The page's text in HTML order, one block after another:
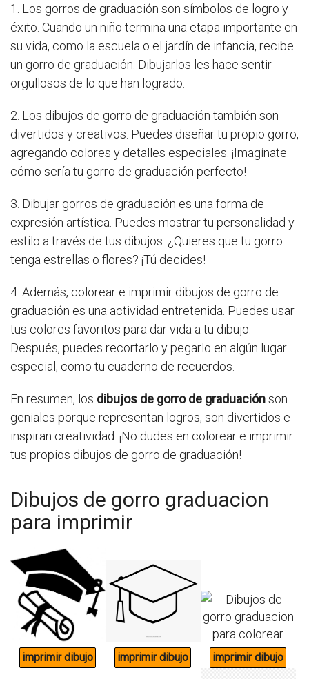
1. Los gorros de graduación son símbolos de logro y
éxito. Cuando un niño termina una etapa importante en
su vida, como la escuela o el jardín de infancia, recibe
un gorro de graduación. Dibujarlos les hace sentir
orgullosos de lo que han logrado.
2. Los dibujos de gorro de graduación también son
divertidos y creativos. Puedes diseñar tu propio gorro,
agregando colores y detalles especiales. ¡Imagínate
cómo sería tu gorro de graduación perfecto!
3. Dibujar gorros de graduación es una forma de
expresión artística. Puedes mostrar tu personalidad y
estilo a través de tus dibujos. ¿Quieres que tu gorro
tenga estrellas o flores? ¡Tú decides!
4. Además, colorear e imprimir dibujos de gorro de
graduación es una actividad entretenida. Puedes usar
tus colores favoritos para dar vida a tu dibujo.
Después, puedes recortarlo y pegarlo en algún lugar
especial, como tu cuaderno de recuerdos.
En resumen, los dibujos de gorro de graduaciónson
geniales porque representan logros, son divertidos e
inspiran creatividad. ¡No dudes en colorear e imprimir
tus propios dibujos de gorro de graduación!
Dibujos de gorro graduacion
para imprimir